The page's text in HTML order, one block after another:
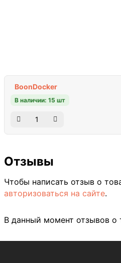
BoonDocker
В наличии: 15 шт
Отзывы
Чтобы написать отзыв о
авторизоваться на сайте.
В данный момент отзывов о